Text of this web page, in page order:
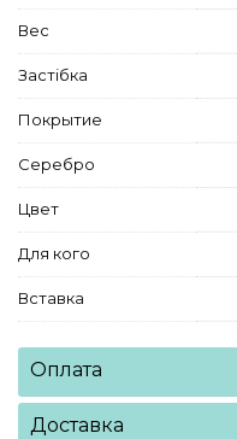
Вес
Застібка
Покрытие
Серебро
Цвет
Для кого
Вставка
Оплата
Доставка